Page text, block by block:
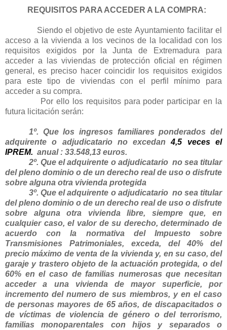
REQUISITOS PARA ACCEDER A LA COMPRA:
Siendo el objetivo de este Ayuntamiento facilitar el
acceso a la vivienda a los vecinos de la localidad con los
requisitos exigidos por la Junta de Extremadura para
acceder a las viviendas de protección oficial en régimen
general, es preciso hacer coincidir los requisitos exigidos
para este tipo de viviendas con el perfil mínimo para
acceder a su compra.
Por ello los requisitos para poder participar en la
futura licitación serán:
1º. Que los ingresos familiares ponderados del
adquirente o adjudicatario no excedan4,5 veces el
IPREM. anual : 33.548,13 euros.
2º. Que el adquirente o adjudicatario no sea titular
del pleno dominio o de un derecho real de uso o disfrute
sobre alguna otra vivienda protegida
3º. Que el adquirente o adjudicatario no sea titular
del pleno dominio o de un derecho real de uso o disfrute
sobre alguna otra vivienda libre, siempre que, en
cualquier caso, el valor de su derecho, determinado de
acuerdo con la normativa del Impuesto sobre
Transmisiones Patrimoniales, exceda, del 40% del
precio máximo de venta de la vivienda y, en su caso, del
garaje y trastero objeto de la actuación protegida, o del
60% en el caso de familias numerosas que necesitan
acceder a una vivienda de mayor superficie, por
incremento del numero de sus miembros, y en el caso
de personas mayores de 65 años, de discapacitados o
de víctimas de violencia de género o del terrorismo,
familias monoparentales con hijos y separados o